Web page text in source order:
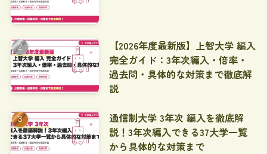
【2026年度最新版】上智大学 編入
完全ガイド：3年次編入・倍率・
過去問・具体的な対策まで徹底解
説
通信制大学 3年次 編入を徹底解
説！3年次編入できる37大学一覧
から具体的な対策まで